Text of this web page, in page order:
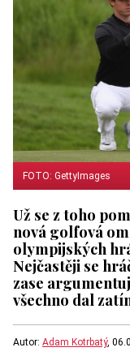
FOTO: GettyImages
Už se z toho
nová golfová
olympijských
Nejčastěji se
zase
všechno dal
Autor: Adam Kotrbatý,